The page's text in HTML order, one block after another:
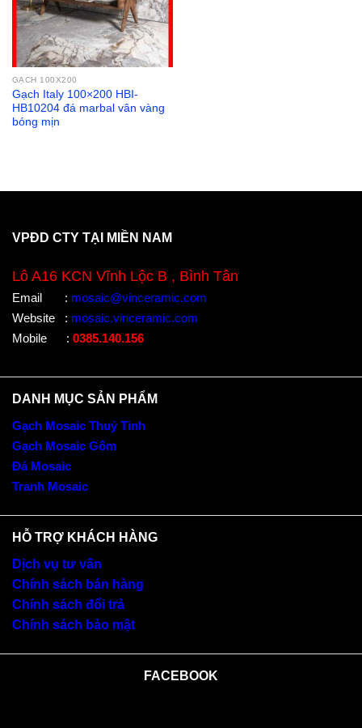
GẠCH 100X200
Gạch Italy 100×200 HBI-
HB10204 đá marbal vân vàng
bóng mịn
VPĐD CTY TẠI MIỀN NAM
Lô A16 KCN Vĩnh Lộc B , Bình Tân
Email : mosaic@vinceramic.com
Website
: mosaic.vinceramic.com
Mobile
: 0385.140.156
DANH MỤC SẢN PHẨM
Gạch Mosaic Thuỷ Tinh
Gạch Mosaic Gốm
Đá Mosaic
Tranh Mosaic
HỖ TRỢ KHÁCH HÀNG
Dịch vụ tư vấn
Chính sách bán hàng
Chính sách đổi trả
Chính sách bảo mật
FACEBOOK